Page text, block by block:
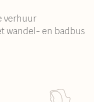
verhuur
wandel- en badbus